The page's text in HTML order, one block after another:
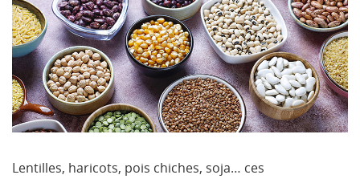
Lentilles, haricots, pois chiches, soja… ces